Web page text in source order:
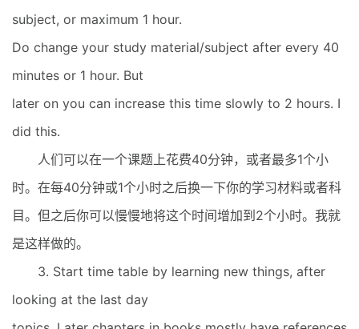
subject, or maximum 1 hour.
Do change your study material/subject after every 40
minutes or 1 hour. But
later on you can increase this time slowly to 2 hours. I
did this.
人们可以在一个课题上花费40分钟，或者最多1个小
时。在每40分钟或1个小时之后换一下你的学习材料或者科
目。但之后你可以慢慢地将这个时间增加到2个小时。我就
是这样做的。
3. Start time table by learning new things, after
looking at the last day